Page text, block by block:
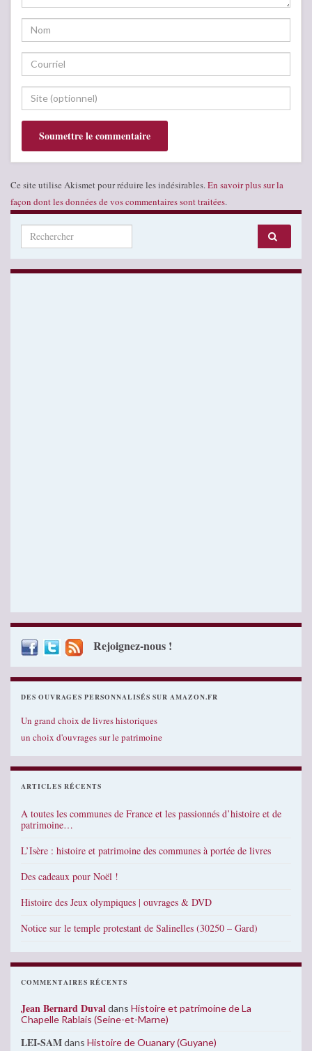
Ce site utilise Akismet pour réduire les indésirables. En savoir plus sur la
façon dont les données de vos commentaires sont traitées.
Search for:
Rejoignez-nous !
DES OUVRAGES PERSONNALISÉS SUR AMAZON.FR
Un grand choix de livres historiques
un choix d'ouvrages sur le patrimoine
ARTICLES RÉCENTS
A toutes les communes de France et les passionnés d’histoire et de
patrimoine…
L’Isère : histoire et patrimoine des communes à portée de livres
Des cadeaux pour Noël !
Histoire des Jeux olympiques | ouvrages & DVD
Notice sur le temple protestant de Salinelles (30250 – Gard)
COMMENTAIRES RÉCENTS
Jean Bernard Duvaldans Histoire et patrimoine de La
Chapelle Rablais (Seine-et-Marne)
LEI-SAMdans Histoire de Ouanary (Guyane)